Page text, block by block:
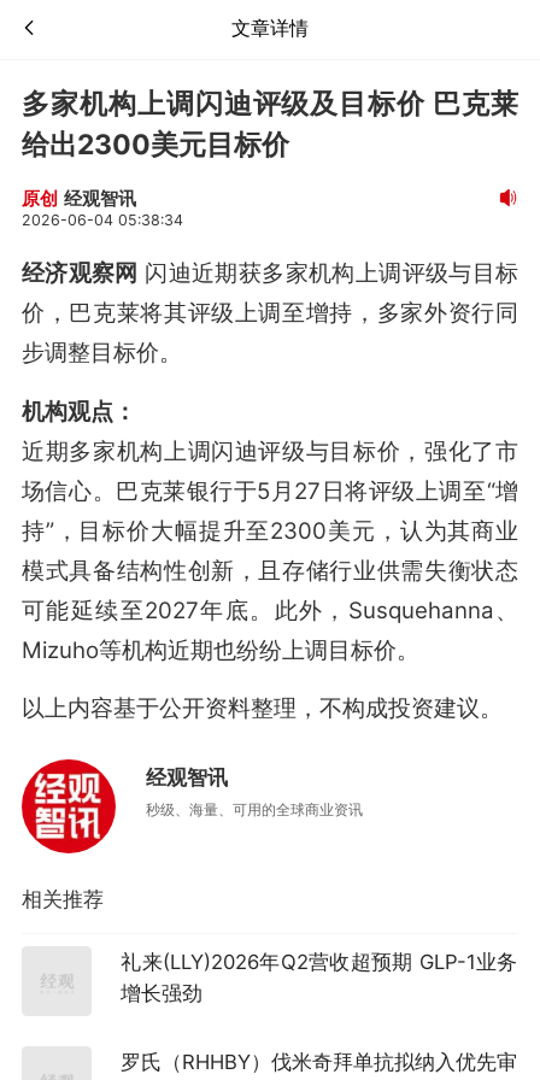
文章详情
多家机构上调闪迪评级及目标价 巴克莱
给出2300美元目标价
原创 经观智讯
2026-06-04 05:38:34
经济观察网 闪迪近期获多家机构上调评级与目标
价，巴克莱将其评级上调至增持，多家外资行同
步调整目标价。
机构观点：
近期多家机构上调闪迪评级与目标价，强化了市
场信心。巴克莱银行于5月27日将评级上调至“增
持”，目标价大幅提升至2300美元，认为其商业
模式具备结构性创新，且存储行业供需失衡状态
可能延续至2027年底。此外，Susquehanna、
Mizuho等机构近期也纷纷上调目标价。
以上内容基于公开资料整理，不构成投资建议。
经观智讯
秒级、海量、可用的全球商业资讯
相关推荐
礼来(LLY)2026年Q2营收超预期 GLP-1业务
增长强劲
罗氏（RHHBY）伐米奇拜单抗拟纳入优先审